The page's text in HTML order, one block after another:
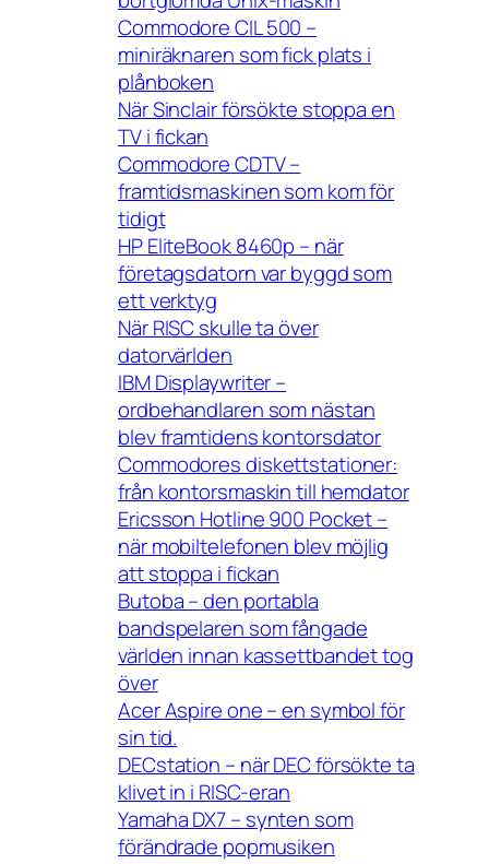
Commodore CIL 500 –
miniräknaren som fick plats i
plånboken
När Sinclair försökte stoppa en
TV i fickan
Commodore CDTV –
framtidsmaskinen som kom för
tidigt
HP EliteBook 8460p – när
företagsdatorn var byggd som
ett verktyg
När RISC skulle ta över
datorvärlden
IBM Displaywriter –
ordbehandlaren som nästan
blev framtidens kontorsdator
Commodores diskettstationer:
från kontorsmaskin till hemdator
Ericsson Hotline 900 Pocket –
när mobiltelefonen blev möjlig
att stoppa i fickan
Butoba – den portabla
bandspelaren som fångade
världen innan kassettbandet tog
över
Acer Aspire one – en symbol för
sin tid.
DECstation – när DEC försökte ta
klivet in i RISC-eran
Yamaha DX7 – synten som
förändrade popmusiken